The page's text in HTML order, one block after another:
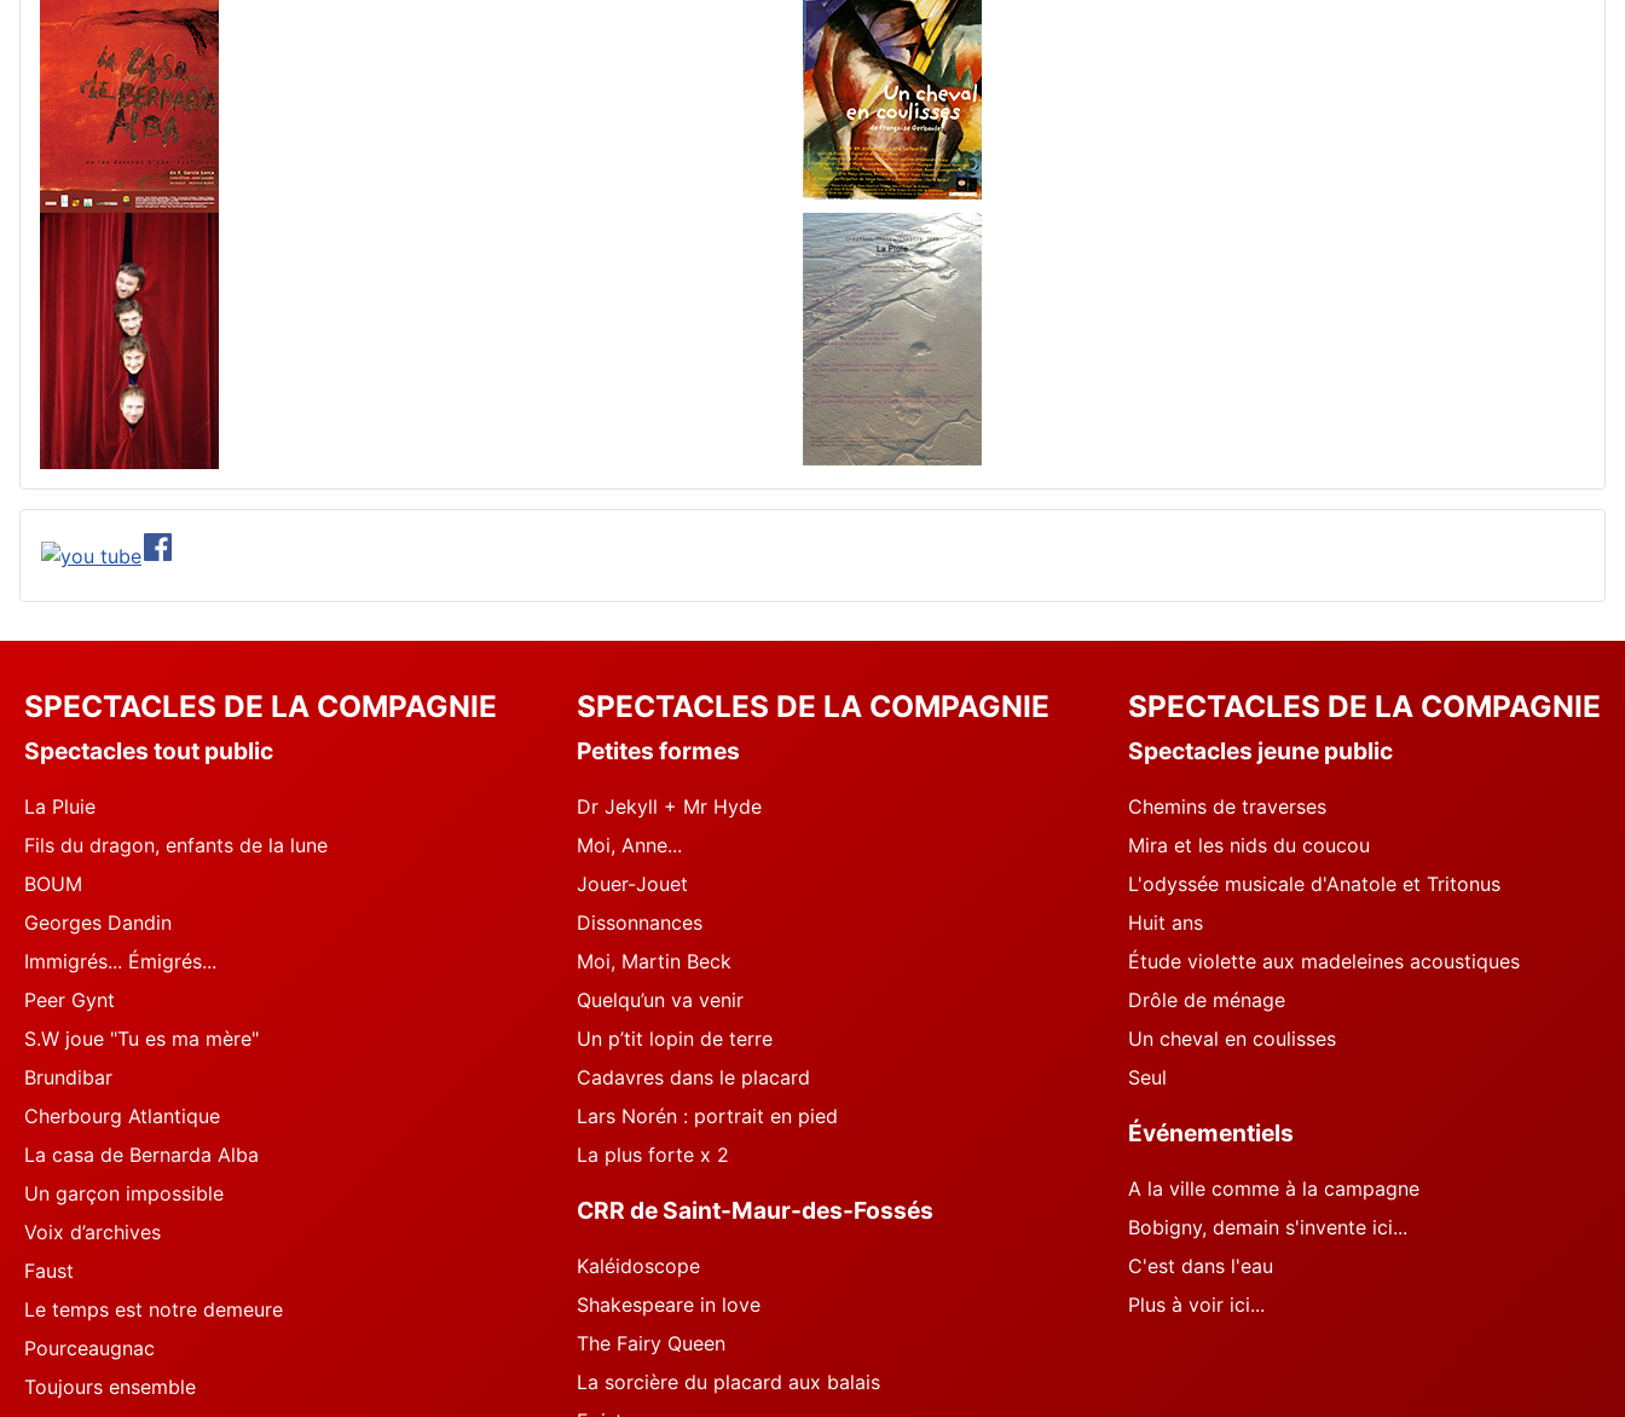
SPECTACLES DE LA COMPAGNIE
Spectacles tout public
La Pluie
Fils du dragon, enfants de la lune
BOUM
Georges Dandin
Immigrés... Émigrés...
Peer Gynt
S.W joue "Tu es ma mère"
Brundibar
Cherbourg Atlantique
La casa de Bernarda Alba
Un garçon impossible
Voix d’archives
Faust
Le temps est notre demeure
Pourceaugnac
Toujours ensemble
SPECTACLES DE LA COMPAGNIE
Petites formes
Dr Jekyll + Mr Hyde
Moi, Anne...
Jouer-Jouet
Dissonnances
Moi, Martin Beck
Quelqu’un va venir
Un p’tit lopin de terre
Cadavres dans le placard
Lars Norén : portrait en pied
La plus forte x 2
CRR de Saint-Maur-des-Fossés
Kaléidoscope
Shakespeare in love
The Fairy Queen
La sorcière du placard aux balais
SPECTACLES DE LA COMPAGNIE
Spectacles jeune public
Chemins de traverses
Mira et les nids du coucou
L'odyssée musicale d'Anatole et Tritonus
Huit ans
Étude violette aux madeleines acoustiques
Drôle de ménage
Un cheval en coulisses
Seul
Événementiels
A la ville comme à la campagne
Bobigny, demain s'invente ici...
C'est dans l'eau
Plus à voir ici...